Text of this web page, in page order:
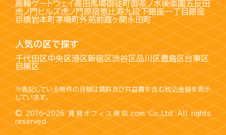
高輪ゲートウェイ高田馬場御徒町御茶ノ水後楽園五反田
虎ノ門ヒルズ虎ノ門原宿恵比寿九段下銀座一丁目銀座
京橋岩本町茅場町外苑前霞ヶ関永田町
人気の区で探す
千代田区中央区港区新宿区渋谷区品川区豊島区台東区
目黒区
※表記している物件の月額は賃料及び共益費を含む税込金額を表示
しています。
© 2016–2026賃貸オフィス東京.comCo.,Ltd. All rights
reserved.